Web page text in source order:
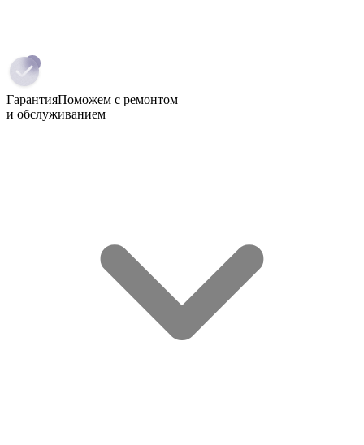
ГарантияПоможем с ремонтом
и обслуживанием